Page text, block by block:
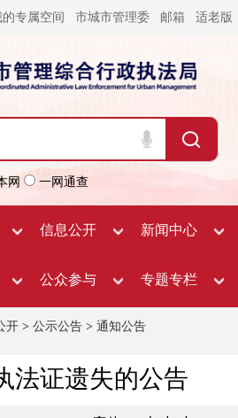
专属空间 市城市管理委 邮箱 适老版
网 一网通查
信息公开 新闻中心
公众参与 专题专栏
开 > 公示公告 > 通知公告
法证遗失的公告